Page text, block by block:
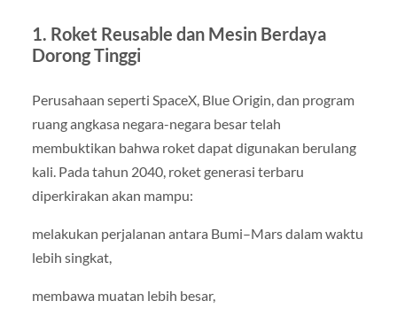
1. Roket Reusable dan Mesin Berdaya
Dorong Tinggi
Perusahaan seperti SpaceX, Blue Origin, dan program
ruang angkasa negara-negara besar telah
membuktikan bahwa roket dapat digunakan berulang
kali. Pada tahun 2040, roket generasi terbaru
diperkirakan akan mampu:
melakukan perjalanan antara Bumi–Mars dalam waktu
lebih singkat,
membawa muatan lebih besar,